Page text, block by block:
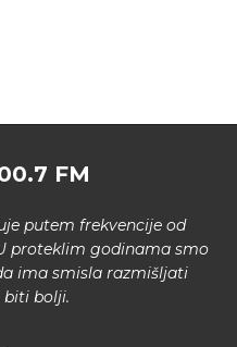
FM
putem frekvencije od
proteklim godinama smo
ima smisla razmišljati
biti bolji.